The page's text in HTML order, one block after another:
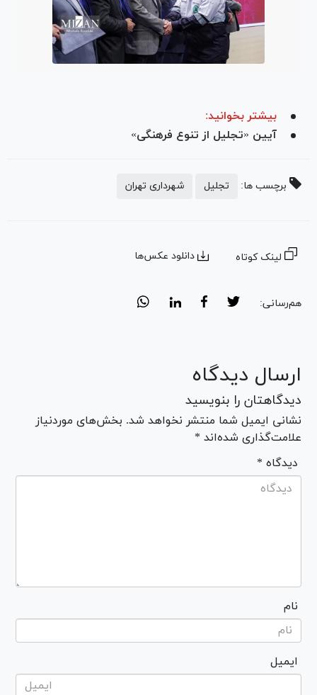
بیشتر بخوانید:
آیین «تجلیل از تنوع فرهنگی»
برچسب ها: تجلیل شهرداری تهران
لینک کوتاه دانلود عکس‌ها
هم‌رسانی:
ارسال دیدگاه
دیدگاهتان را بنویسید
نشانی ایمیل شما منتشر نخواهد شد. بخش‌های موردنیاز
علامت‌گذاری شده‌اند *
* دیدگاه
نام
ایمیل